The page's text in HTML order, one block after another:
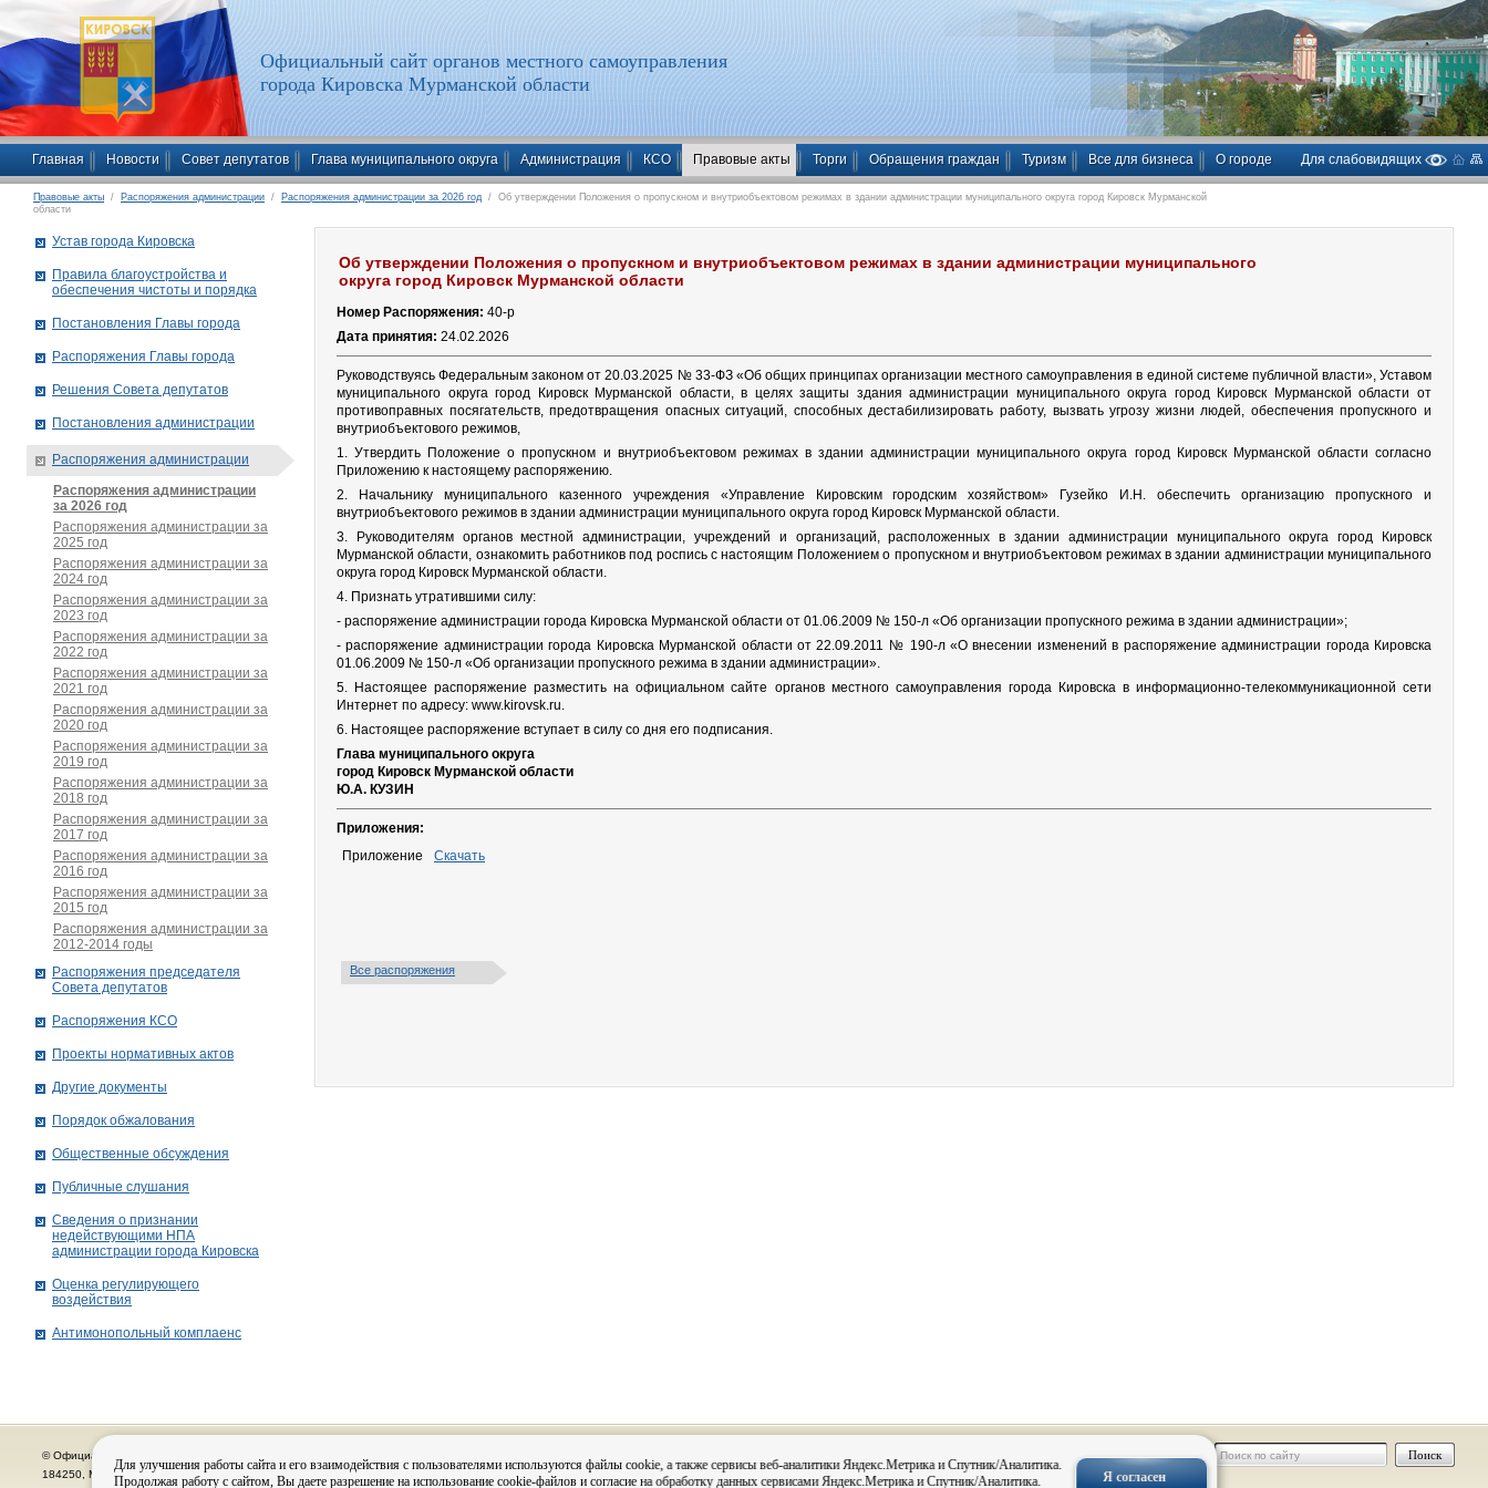
Для улучшения работы сайта и его взаимодействия с пользователями используются файлы cookie, а также сервисы веб-аналитики Яндекс.Метрика и Спутник/Аналитика.
Продолжая работу с сайтом, Вы даете разрешение на использование cookie-файлов и согласие на обработку данных сервисами Яндекс.Метрика и Спутник/Аналитика.
Я согласен
Официальный сайт органов местного самоуправления
города Кировска Мурманской области
Главная Новости Совет депутатов Глава муниципального округа Администрация КСО Правовые акты Торги Обращения граждан Туризм Все для бизнеса О городе Для слабовидящих
Правовые акты / Распоряжения администрации / Распоряжения администрации за 2026 год / Об утверждении Положения о пропускном и внутриобъектовом режимах в здании администрации муниципального округа город Кировск Мурманской
области
Об утверждении Положения о пропускном и внутриобъектовом режимах в здании администрации муниципального
округа город Кировск Мурманской области
Номер Распоряжения: 40-p
Дата принятия: 24.02.2026
Руководствуясь Федеральным законом от 20.03.2025 № 33-ФЗ «Об общих принципах организации местного самоуправления в единой системе публичной власти», Уставом
муниципального округа город Кировск Мурманской области, в целях защиты здания администрации муниципального округа город Кировск Мурманской области от
противоправных посягательств, предотвращения опасных ситуаций, способных дестабилизировать работу, вызвать угрозу жизни людей, обеспечения пропускного и
внутриобъектового режимов,
1. Утвердить Положение о пропускном и внутриобъектовом режимах в здании администрации муниципального округа город Кировск Мурманской области согласно
Приложению к настоящему распоряжению.
2. Начальнику муниципального казенного учреждения «Управление Кировским городским хозяйством» Гузейко И.Н. обеспечить организацию пропускного и
внутриобъектового режимов в здании администрации муниципального округа город Кировск Мурманской области.
3. Руководителям органов местной администрации, учреждений и организаций, расположенных в здании администрации муниципального округа город Кировск
Мурманской области, ознакомить работников под роспись с настоящим Положением о пропускном и внутриобъектовом режимах в здании администрации муниципального
округа город Кировск Мурманской области.
4. Признать утратившими силу:
- распоряжение администрации города Кировска Мурманской области от 01.06.2009 № 150-л «Об организации пропускного режима в здании администрации»;
- распоряжение администрации города Кировска Мурманской области от 22.09.2011 № 190-л «О внесении изменений в распоряжение администрации города Кировска
01.06.2009 № 150-л «Об организации пропускного режима в здании администрации».
5. Настоящее распоряжение разместить на официальном сайте органов местного самоуправления города Кировска в информационно-телекоммуникационной сети
Интернет по адресу: www.kirovsk.ru.
6. Настоящее распоряжение вступает в силу со дня его подписания.
Глава муниципального округа
город Кировск Мурманской области
Ю.А. КУЗИН
Приложения:
Приложение
Скачать
Все распоряжения
Устав города Кировска
Правила благоустройства и
обеспечения чистоты и порядка
Постановления Главы города
Распоряжения Главы города
Решения Совета депутатов
Постановления администрации
Распоряжения администрации
Распоряжения администрации
за 2026 год
Распоряжения администрации за
2025 год
Распоряжения администрации за
2024 год
Распоряжения администрации за
2023 год
Распоряжения администрации за
2022 год
Распоряжения администрации за
2021 год
Распоряжения администрации за
2020 год
Распоряжения администрации за
2019 год
Распоряжения администрации за
2018 год
Распоряжения администрации за
2017 год
Распоряжения администрации за
2016 год
Распоряжения администрации за
2015 год
Распоряжения администрации за
2012-2014 годы
Распоряжения председателя
Совета депутатов
Распоряжения КСО
Проекты нормативных актов
Другие документы
Порядок обжалования
Общественные обсуждения
Публичные слушания
Сведения о признании
недействующими НПА
администрации города Кировскa
Оценка регулирующего
воздействия
Антимонопольный комплаенс
© Официальный сайт органов местного самоуправления города Кировска
184250, Мурманская область, г. Кировск, пр. Ленина, д. 16, тел.: (815-31) 98-700
данных в соответствии с 152-ФЗ О персональных данных и
Постановления администрации города Кировска «О персональных